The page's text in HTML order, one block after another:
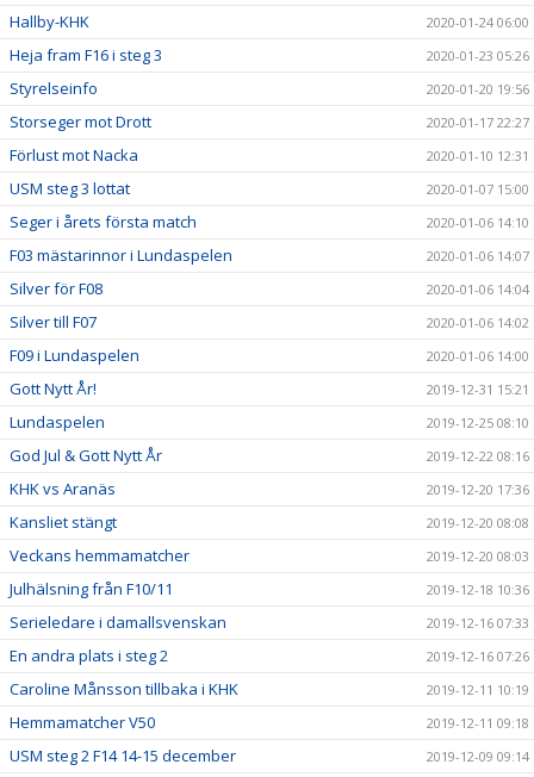
Hallby-KHK 2020-01-24 06:00
Heja fram F16 i steg 3 2020-01-23 05:26
Styrelseinfo 2020-01-20 19:56
Storseger mot Drott 2020-01-17 22:27
Förlust mot Nacka 2020-01-10 12:31
USM steg 3 lottat 2020-01-07 15:00
Seger i årets första match 2020-01-06 14:10
F03 mästarinnor i Lundaspelen 2020-01-06 14:07
Silver för F08 2020-01-06 14:04
Silver till F07 2020-01-06 14:02
F09 i Lundaspelen 2020-01-06 14:00
Gott Nytt År! 2019-12-31 15:21
Lundaspelen 2019-12-25 08:10
God Jul & Gott Nytt År 2019-12-22 08:16
KHK vs Aranäs 2019-12-20 17:36
Kansliet stängt 2019-12-20 08:08
Veckans hemmamatcher 2019-12-20 08:03
Julhälsning från F10/11 2019-12-18 10:36
Serieledare i damallsvenskan 2019-12-16 07:33
En andra plats i steg 2 2019-12-16 07:26
Caroline Månsson tillbaka i KHK 2019-12-11 10:19
Hemmamatcher V50 2019-12-11 09:18
USM steg 2 F14 14-15 december 2019-12-09 09:14